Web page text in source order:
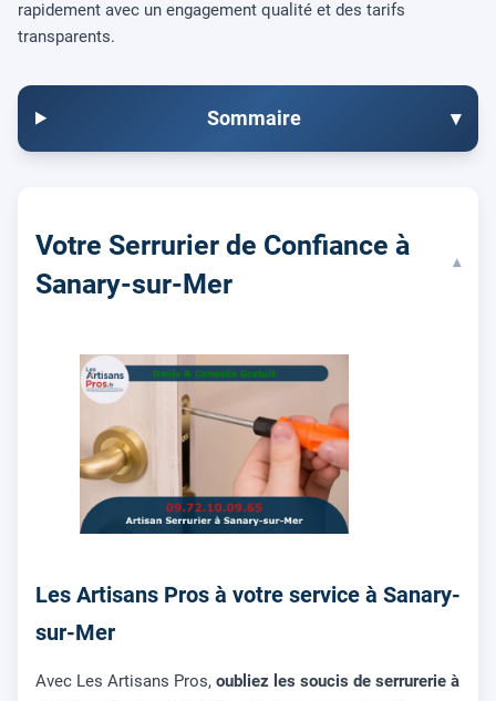
rapidement avec un engagement qualité et des tarifs
transparents.
Sommaire ▾
Votre Serrurier de Confiance à
Sanary-sur-Mer
▾
Les Artisans Pros à votre service à Sanary-
sur-Mer
Avec Les Artisans Pros, oubliez les soucis de serrurerie à